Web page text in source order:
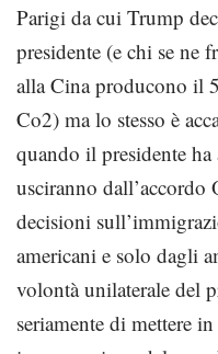
Parigi da cui Trump
presidente (e chi se ne
alla Cina producono il
Co2) ma lo stesso è
quando il presidente
usciranno dall’accordo
decisioni
americani e solo dagli
volontà unilaterale del
seriamente di mettere